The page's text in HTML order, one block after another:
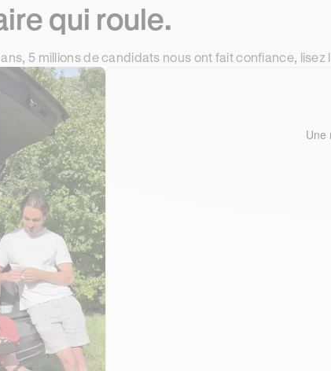
qui roule.
5 millions de candidats nous ont fait confiance, lisez